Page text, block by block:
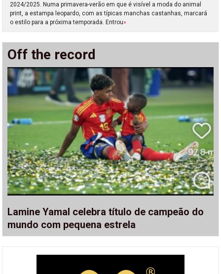
2024/2025. Numa primavera-verão em que é visível a moda do animal
print, a estampa leopardo, com as típicas manchas castanhas, marcará
o estilo para a próxima temporada. Entrou»
Off the record
Lamine Yamal celebra título de campeão do
mundo com pequena estrela